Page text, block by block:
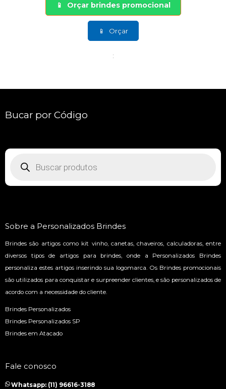
Orçar brindes promocional
Orçar
:
Bucar por Código
Sobre a Personalizados Brindes
Brindes são artigos como kit vinho, canetas, chaveiros, calculadoras, entre
diversos tipos de artigos para brindes, onde a Personalizados Brindes
personaliza estes artigos inserindo sua logomarca. Os Brindes promocionais
são utilizados para conquistar e surpreender clientes, e são personalizados de
acordo com a necessidade do cliente.
Brindes Personalizados
Brindes Personalizados SP
Brindes em Atacado
Fale conosco
Whatsapp: (11) 96616-3188